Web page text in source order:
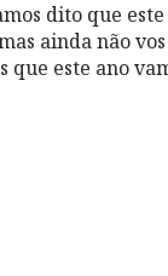
dito que
ainda não
que este ano